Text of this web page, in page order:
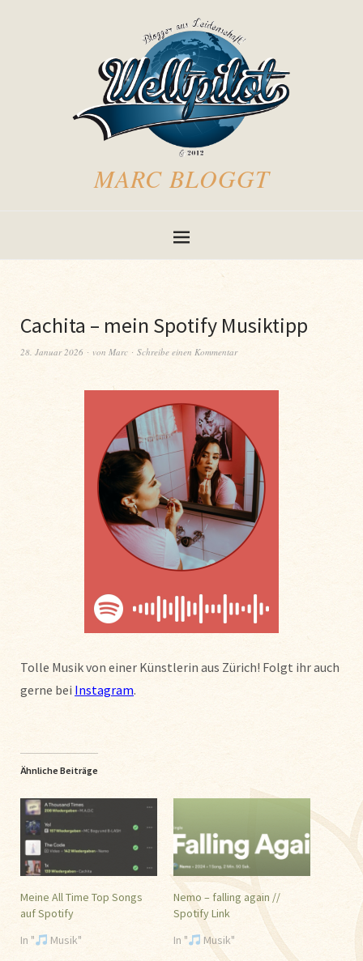
MARC BLOGGT
Cachita – mein Spotify Musiktipp
28. Januar 2026 von Marc Schreibe einen Kommentar
Tolle Musik von einer Künstlerin aus Zürich! Folgt ihr auch
gerne bei Instagram.
Ähnliche Beiträge
Meine All Time Top Songs
auf Spotify
In "
Musik"
Nemo – falling again //
Spotify Link
In "
Musik"